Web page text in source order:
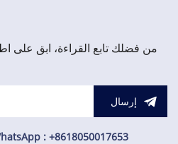
من فضلك تابع القراءة، ابق على
إرسال
: +8618050017653